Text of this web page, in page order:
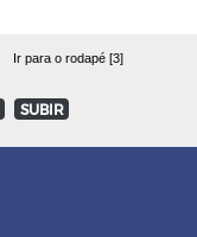
Ir para o rodapé [3]
SUBIR